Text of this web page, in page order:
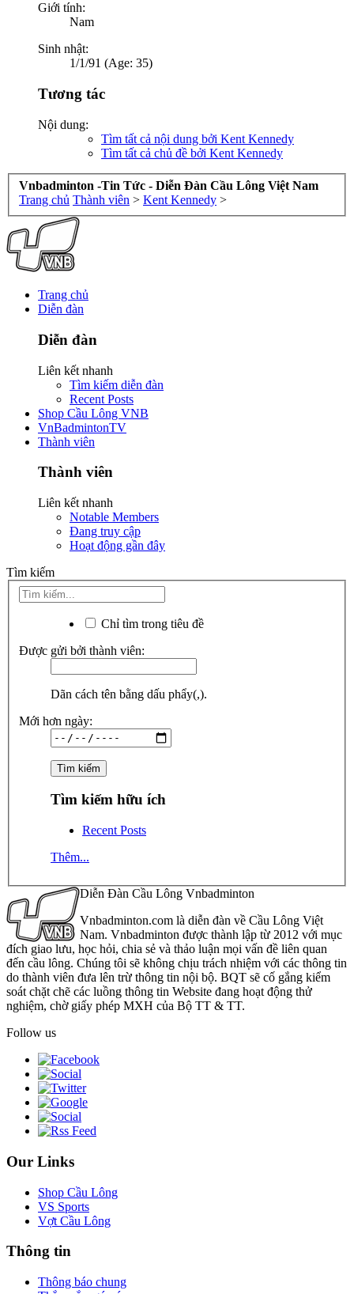
Giới tính:
Nam
Sinh nhật:
1/1/91 (Age: 35)
Tương tác
Nội dung:
Tìm tất cả nội dung bởi Kent Kennedy
Tìm tất cả chủ đề bởi Kent Kennedy
Vnbadminton -Tin Tức - Diễn Đàn Cầu Lông Việt Nam
Trang chủ Thành viên > Kent Kennedy >
Trang chủ
Diễn đàn
Diễn đàn
Liên kết nhanh
Tìm kiếm diễn đàn
Recent Posts
Shop Cầu Lông VNB
VnBadmintonTV
Thành viên
Thành viên
Liên kết nhanh
Notable Members
Đang truy cập
Hoạt động gần đây
Tìm kiếm
Chỉ tìm trong tiêu đề
Được gửi bởi thành viên:
Dãn cách tên bằng dấu phẩy(,).
Mới hơn ngày:
Tìm kiếm hữu ích
Recent Posts
Thêm...
Diễn Đàn Cầu Lông Vnbadminton
Vnbadminton.com là diễn đàn về Cầu Lông Việt
Nam. Vnbadminton được thành lập từ 2012 với mục
đích giao lưu, học hỏi, chia sẻ và thảo luận mọi vấn đề liên quan
đến cầu lông. Chúng tôi sẽ không chịu trách nhiệm với các thông tin
do thành viên đưa lên trừ thông tin nội bộ. BQT sẽ cố gắng kiểm
soát chặt chẽ các luồng thông tin Website đang hoạt động thử
nghiệm, chờ giấy phép MXH của Bộ TT & TT.
Follow us
Our Links
Shop Cầu Lông
VS Sports
Vợt Cầu Lông
Thông tin
Thông báo chung